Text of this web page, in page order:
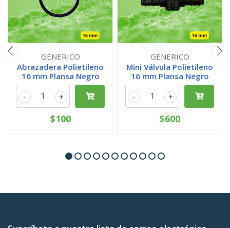
GENERICO
Abrazadera Polietileno
16 mm Plansa Negro
+
-
$100
GENERICO
Mini Válvula Polietileno
16 mm Plansa Negro
+
-
$600